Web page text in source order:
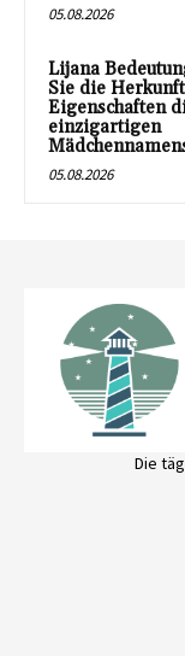
05.08.2026
Lijana
Sie die
Eigenschaften
einzigartigen
05.08.2026
Die